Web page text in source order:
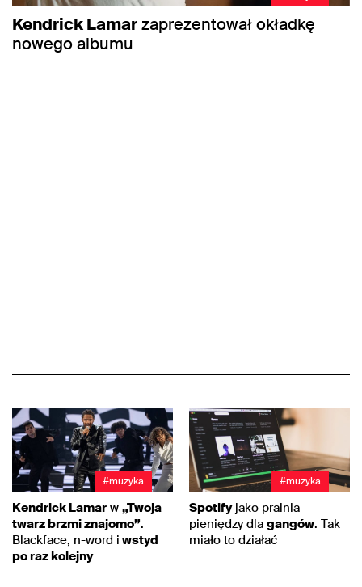
Kendrick Lamarzaprezentował okładkę
nowego albumu
#muzyka
Kendrick Lamar w „Twoja
twarz brzmi znajomo”.
Blackface, n-word i wstyd
po raz kolejny
#muzyka
Spotifyjako pralnia
pieniędzy dla gangów. Tak
miało to działać